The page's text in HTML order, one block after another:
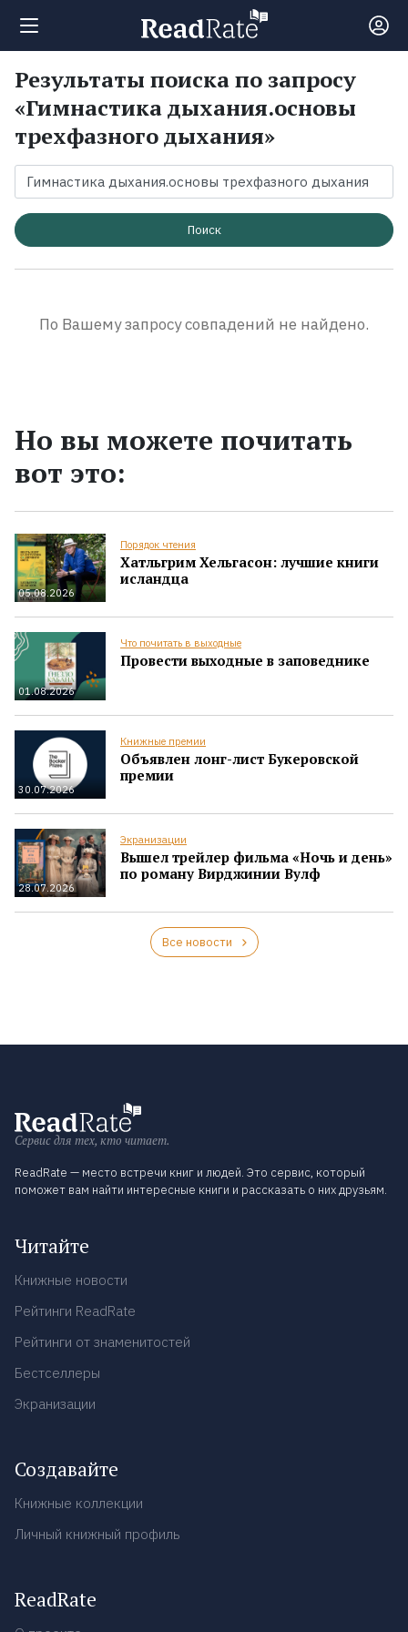
Поиск
Новости
Рейтинги
Экранизации
Результаты поиска по запросу
«Гимнастика дыхания.основы
трехфазного дыхания»
Поиск
По Вашему запросу совпадений не найдено.
Но вы можете почитать
вот это:
05.08.2026
Порядок чтения
Хатльгрим Хельгасон: лучшие книги
исландца
01.08.2026
Что почитать в выходные
Провести выходные в заповеднике
30.07.2026
Книжные премии
Объявлен лонг-лист Букеровской
премии
28.07.2026
Экранизации
Вышел трейлер фильма «Ночь и день»
по роману Вирджинии Вулф
Все новости
Сервис для тех, кто читает.
ReadRate — место встречи книг и людей. Это сервис, который
поможет вам найти интересные книги и рассказать о них друзьям.
Читайте
Книжные новости
Рейтинги ReadRate
Рейтинги от знаменитостей
Бестселлеры
Экранизации
Создавайте
Книжные коллекции
Личный книжный профиль
ReadRate